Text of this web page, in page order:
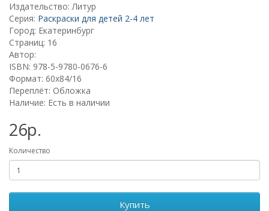
Издательство: Литур
Серия: Раскраски для детей 2-4 лет
Город: Екатеринбург
Страниц: 16
Автор:
ISBN: 978-5-9780-0676-6
Формат: 60х84/16
Переплёт: Обложка
Наличие: Есть в наличии
26р.
Количество
Купить